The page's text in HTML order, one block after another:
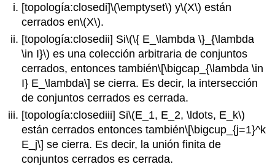
[topología:closedi]\(\emptyset\) y\(X\) están
cerrados en\(X\).
[topología:closedii] Si\(\{ E_\lambda \}_{\lambda
\in I}\) es una colección arbitraria de conjuntos
cerrados, entonces también\[\bigcap_{\lambda \in
I} E_\lambda\] se cierra. Es decir, la intersección
de conjuntos cerrados es cerrada.
[topología:closediii] Si\(E_1, E_2, \ldots, E_k\)
están cerrados entonces también\[\bigcup_{j=1}^k
E_j\] se cierra. Es decir, la unión finita de
conjuntos cerrados es cerrada.